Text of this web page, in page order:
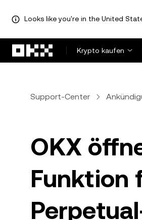
Looks like you're in the United
Krypto kaufen
Support-Center
OKX
Funktion